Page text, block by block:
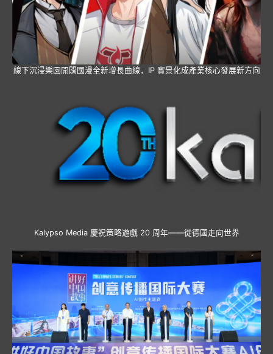
線下沉浸樂園開闢國漫全新增長曲線，IP 實景化成產業核心發展新方向
Kalypso Media 慶祝策略遊戲 20 周年——從德國走向世界